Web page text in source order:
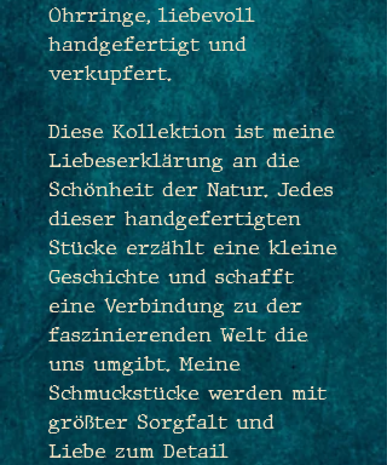
Ohrringe, liebevoll
handgefertigt und
verkupfert.
Diese Kollektion ist meine
Liebeserklärung an die
Schönheit der Natur. Jedes
dieser handgefertigten
Stücke erzählt eine kleine
Geschichte und schafft
eine Verbindung zu der
faszinierenden Welt die
uns umgibt. Meine
Schmuckstücke werden mit
größter Sorgfalt und
Liebe zum Detail